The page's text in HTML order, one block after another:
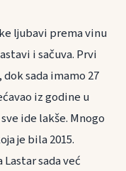
ljubavi prema vinu
i sačuva. Prvi
sada imamo 27
iz godine u
ide lakše. Mnogo
je bila 2015.
sada već